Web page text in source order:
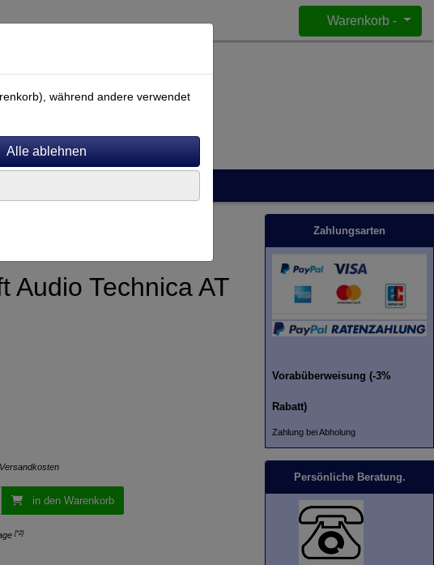
Warenkorb -
Audio Technica AT
Versandkosten
in den Warenkorb
[*2]
Zahlungsarten
Vorabüberweisung (-3%
Rabatt)
Zahlung bei Abholung
Persönliche Beratung.
während andere verwendet